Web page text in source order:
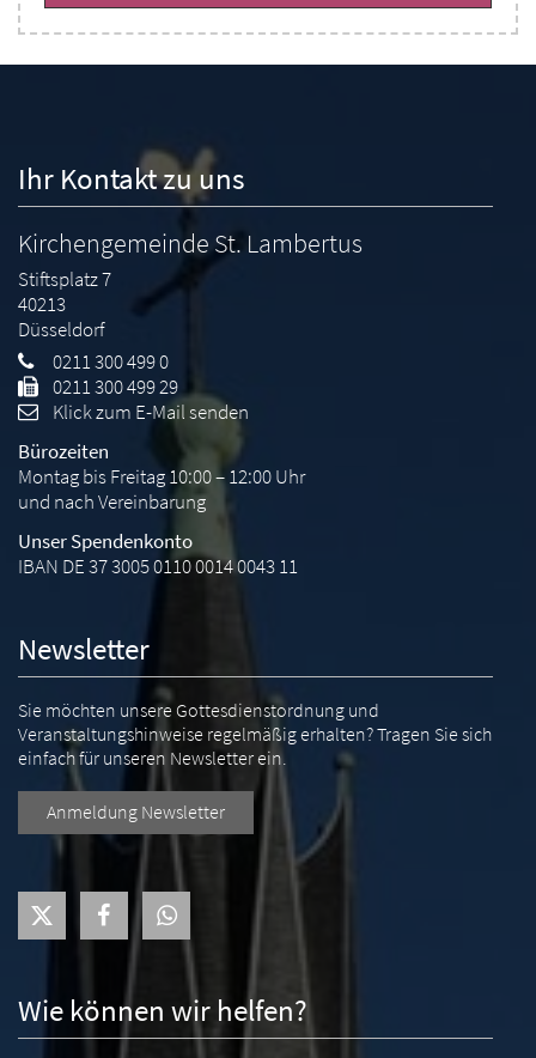
Wie können wir helfen?
Ihr Kontakt zu uns
Kirchengemeinde St. Lambertus
Stiftsplatz 7
40213
Düsseldorf
0211 300 499 0
0211 300 499 29
Klick zum E-Mail senden
Bürozeiten
Montag bis Freitag 10:00 – 12:00 Uhr
und nach Vereinbarung
Unser Spendenkonto
IBAN DE 37 3005 0110 0014 0043 11
Newsletter
Sie möchten unsere Gottesdienstordnung und
Veranstaltungshinweise regelmäßig erhalten? Tragen Sie sich
einfach für unseren Newsletter ein.
Anmeldung Newsletter